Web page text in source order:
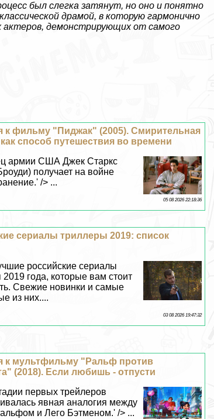
был слегка затянут, но оно и понятно
драмой, в которую гармонично
актеров, демонстрирующих от самого
к фильму "Пиджак" (2005). Смирительная
способ путешествия во времени
армии США Джек Старкс
получает на войне
/> ...
05 08 2026 22:18:36
сериалы триллеры 2019: список
российские сериалы
года, которые вам стоит
Свежие новинки и самые
из них....
03 08 2026 19:47:32
к мультфильму "Ральф против
(2018). Если любишь - отпусти
первых трейлеров
явная аналогия между
и Лего Бэтменом.' /> ...